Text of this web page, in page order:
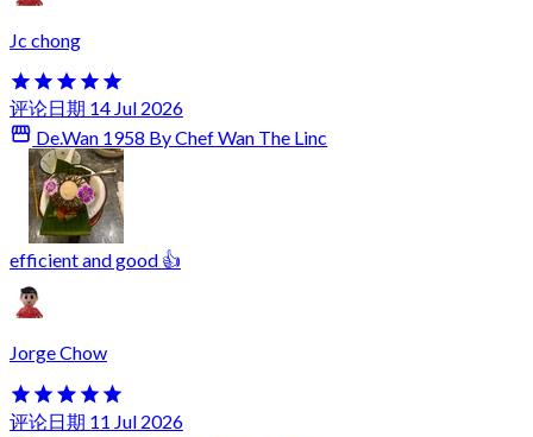
Jc chong
评论日期 14 Jul 2026
De.Wan 1958 By Chef Wan The Linc
efficient and good 👍
Jorge Chow
评论日期 11 Jul 2026